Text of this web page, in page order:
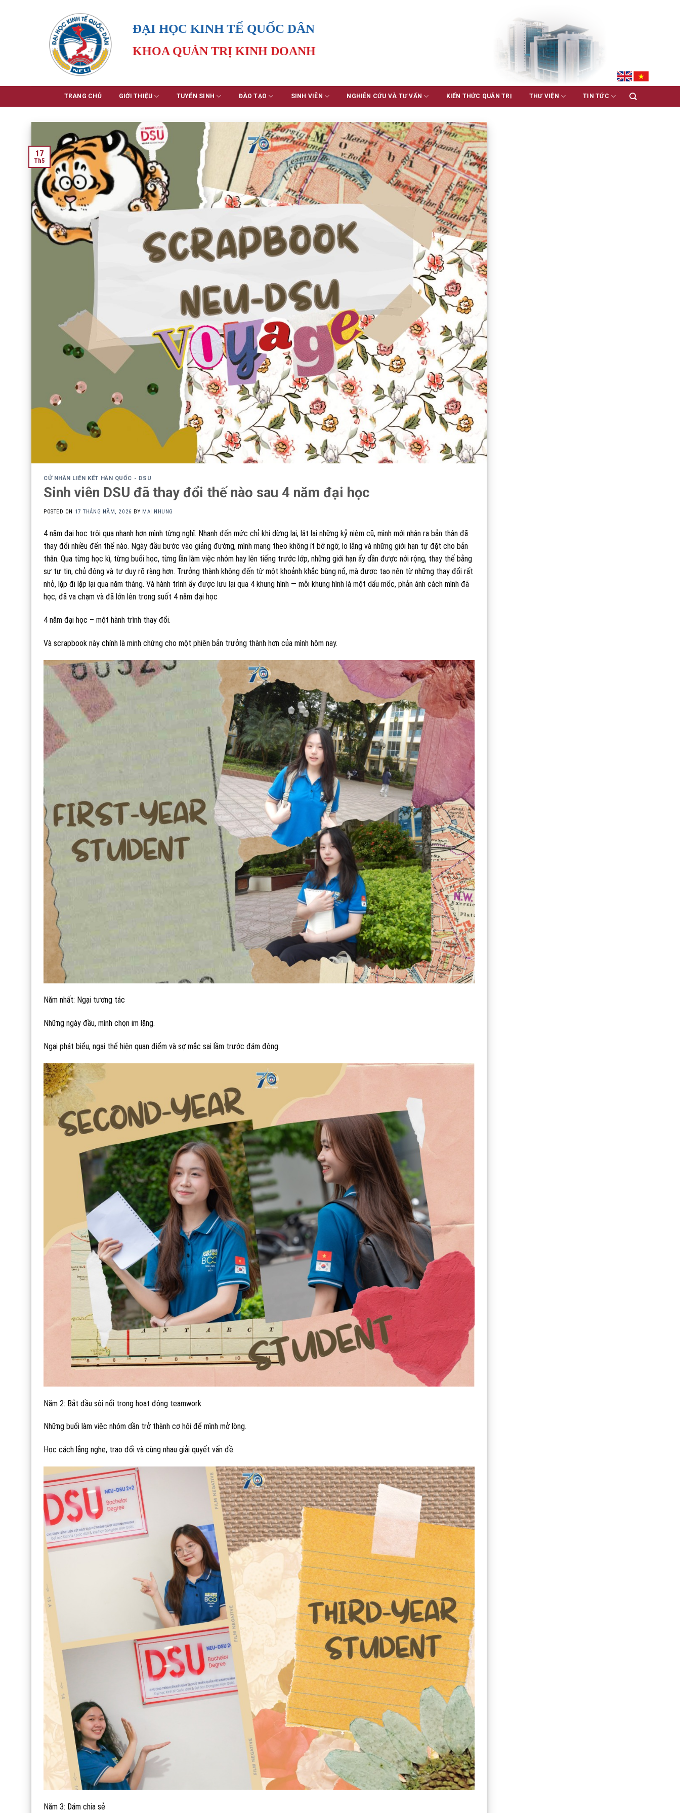
ĐẠI HỌC KINH TẾ QUỐC DÂN
KHOA QUẢN TRỊ KINH DOANH
TRANG CHỦ GIỚI THIỆU TUYỂN SINH ĐÀO TẠO SINH VIÊN NGHIÊN CỨU VÀ TƯ VẤN KIẾN THỨC QUẢN TRỊ THƯ VIỆN TIN TỨC
17
Th5
CỬ NHÂN LIÊN KẾT HÀN QUỐC - DSU
Sinh viên DSU đã thay đổi thế nào sau 4 năm đại học
POSTED ON 17 THÁNG NĂM, 2026 BY MAI NHUNG
4 năm đại học trôi qua nhanh hơn mình từng nghĩ. Nhanh đến mức chỉ khi dừng lại, lật lại những kỷ niệm cũ, mình mới nhận ra bản thân đã
thay đổi nhiều đến thế nào. Ngày đầu bước vào giảng đường, mình mang theo không ít bỡ ngỡ, lo lắng và những giới hạn tự đặt cho bản
thân. Qua từng học kì, từng buổi học, từng lần làm việc nhóm hay lên tiếng trước lớp, những giới hạn ấy dần được nới rộng, thay thế bằng
sự tự tin, chủ động và tư duy rõ ràng hơn. Trưởng thành không đến từ một khoảnh khắc bùng nổ, mà được tạo nên từ những thay đổi rất
nhỏ, lặp đi lặp lại qua năm tháng. Và hành trình ấy được lưu lại qua 4 khung hình — mỗi khung hình là một dấu mốc, phản ánh cách mình đã
học, đã va chạm và đã lớn lên trong suốt 4 năm đại học
4 năm đại học – một hành trình thay đổi.
Và scrapbook này chính là minh chứng cho một phiên bản trưởng thành hơn của mình hôm nay.
Năm nhất: Ngại tương tác
Những ngày đầu, mình chọn im lặng.
Ngại phát biểu, ngại thể hiện quan điểm và sợ mắc sai lầm trước đám đông.
Năm 2: Bắt đầu sôi nổi trong hoạt động teamwork
Những buổi làm việc nhóm dần trở thành cơ hội để mình mở lòng.
Học cách lắng nghe, trao đổi và cùng nhau giải quyết vấn đề.
Năm 3: Dám chia sẻ